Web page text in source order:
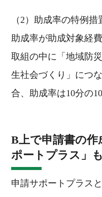
（2）助成率の特例
助成率が助成対象経
取組の中に「地域防
生社会づくり」につ
合、助成率は10分の
B上で申請書の
ポートプラス」
申請サポートプラス